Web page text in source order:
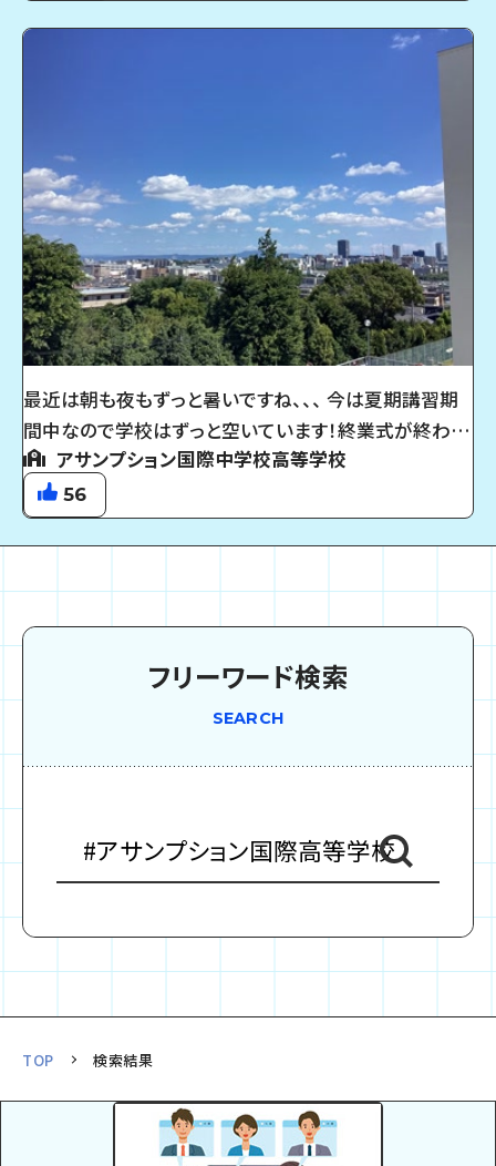
最近は朝も夜もずっと暑いですね、、、 今は夏期講習期
間中なので学校はずっと空いています！終業式が終わり
夏休みに入っているので少し静かな学校で勉強するのは
なんだか不思議な感じです 写真は夏期講習の休憩時間
に撮った空の写真です♪ 学校から見える景色は疲れを
癒してくれます！若干視力も良くなりました！笑 まだまだ
暑い日が続きますので体に気をつけて夏休みを楽しみ
アサンプション国際中学校高等学校
56
フリーワード検索
SEARCH
TOP 検索結果